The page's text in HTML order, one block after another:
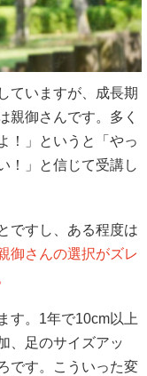
ていますが、成長期
親御さんです。多く
！」というと「やっ
！」と信じて受講し
ですし、ある程度は
御さんの選択がズレ
す。1年で10cm以上
、足のサイズアッ
です。こういった変